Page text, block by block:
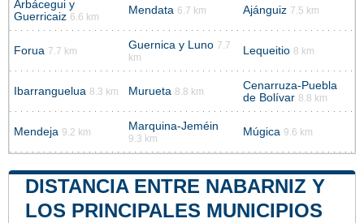
Arbácegui y
Guerricaiz 6.6 km
Mendata 6.7 km Ajánguiz 7.5 km
Forua 7.7 km Guernica y Luno 7.7
km
Lequeitio 8 km
Ibarranguelua 8.3 km Murueta 8.8 km
Cenarruza-Puebla
de Bolívar 8.8 km
Mendeja 9.2 km Marquina-Jeméin
9.3 km
Múgica 9.6 km
DISTANCIA ENTRE NABARNIZ Y
LOS PRINCIPALES MUNICIPIOS